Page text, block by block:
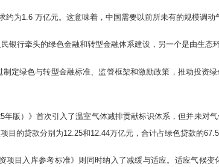
为1.6 万亿元。这意味着，中国需要以前所未有的规模调动
银行牵头的绿色金融和转型金融体系建设，另一个是由生态
定绿色与转型金融标准、监管框架和激励政策，推动投资
版）》首次引入了温室气体减排贡献标识体系，但并未对
目的贷款分别为12.25和12.44万亿元，合计占绿色贷款的
项目入库参考标准》则同时纳入了减缓与适应。适应气候